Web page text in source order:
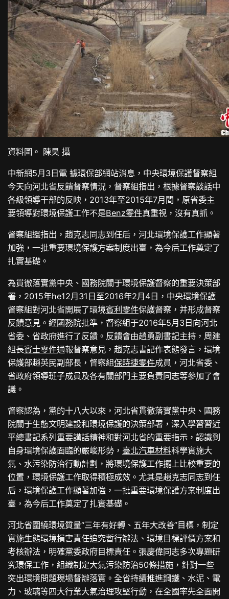
資料圖。 陳昊 攝
中新網5月3日電 據環保部網站消息，中央環境保護督察組
今天向河北省反饋督察情況，督察組指出，根據督察談話中
各級領導干部的反映，2013年至2015年7月間，原省委主
要領導對環境保護工作不是Benz零件真重視，沒有真抓。
督察組還指出，趙克志同志到任后，河北環境保護工作顯著
加強，一批重要環境保護方案制度出臺，為今后工作奠定了
扎實基礎。
為貫徹落實黨中央、國務院關于環境保護督察的重要決策部
署，2015年he12月31日至2016年2月4日，中央環境保護
督察組對河北省開展了環境賓利零件保護督察，并形成督察
反饋意見。經國務院批準，督察組于2016年5月3日向河北
省委、省政府進行了反饋。反饋會由趙勇副書記主持，周建
組長賓士零件通報督察意見，趙克志書記作表態發言，環境
保護部趙英民副部長，督察組保時捷零件成員，河北省委、
省政府領導班子成員及各有關部門主要負責同志等參加了會
議。
督察認為，黨的十八大以來，河北省貫徹落實黨中央、國務
院關于生態文明建設和環境保護的決策部署，深入學習習近
平總書記系列重要講話精神和對河北省的重要指示，認識到
自身環境保護面臨的嚴峻形勢， 臺北汽車材料科學實施大
氣、水污染防治行動計劃，將環境保護工作擺上比較重要的
位置，環境保護工作取得積極成效。尤其是趙克志同志到任
后，環境保護工作顯著加強，一批重要環境保護方案制度出
臺，為今后工作奠定了扎實基礎。
河北省圍繞環境質量“三年有好轉、五年大改善”目標，制定
實施生態環境損害責任追究暫行辦法、環境目標評價方案和
考核辦法，明確黨委政府目標責任。張慶偉同志多次專題研
究環保工作，組織制定大氣污染防治50條措施，針對一些
突出環境問題現場督辦落實。全省持續推進鋼鐵、水泥、電
力、玻璃等四大行業大氣治理攻堅行動，在全國率先全面開